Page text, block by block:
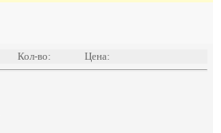
Кол-во: Цена: